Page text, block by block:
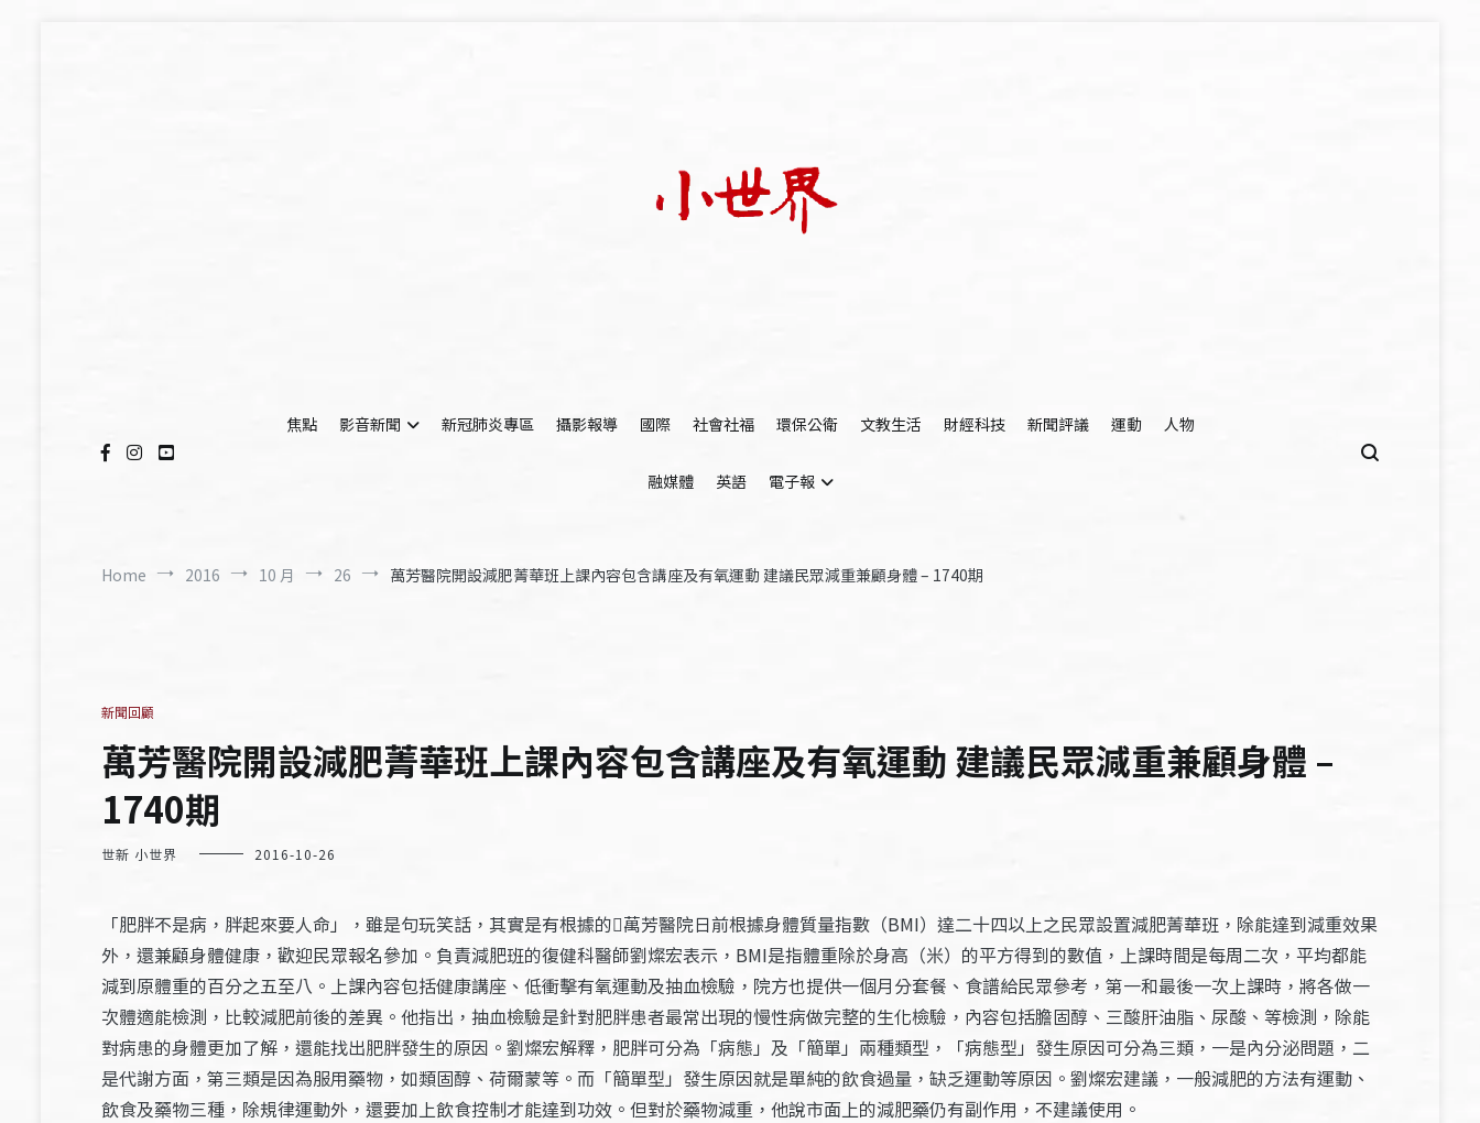
焦點
影音新聞 新冠肺炎專區 攝影報導 國際 社會社福 環保公衛 文教生活 財經科技 新聞評議 運動 人物
融媒體 英語 電子報
Home 2016 10 月 26 萬芳醫院開設減肥菁華班上課內容包含講座及有氧運動 建議民眾減重兼顧身體 – 1740期
新聞回顧
萬芳醫院開設減肥菁華班上課內容包含講座及有氧運動 建議民眾減重兼顧身體 –
1740期
世新 小世界 2016-10-26
「肥胖不是病，胖起來要人命」，雖是句玩笑話，其實是有根據的萬芳醫院日前根據身體質量指數（BMI）達二十四以上之民眾設置減肥菁華班，除能達到減重效果
外，還兼顧身體健康，歡迎民眾報名參加。負責減肥班的復健科醫師劉燦宏表示，BMI是指體重除於身高（米）的平方得到的數值，上課時間是每周二次，平均都能
減到原體重的百分之五至八。上課內容包括健康講座、低衝擊有氧運動及抽血檢驗，院方也提供一個月分套餐、食譜給民眾參考，第一和最後一次上課時，將各做一
次體適能檢測，比較減肥前後的差異。他指出，抽血檢驗是針對肥胖患者最常出現的慢性病做完整的生化檢驗，內容包括膽固醇、三酸肝油脂、尿酸、等檢測，除能
對病患的身體更加了解，還能找出肥胖發生的原因。劉燦宏解釋，肥胖可分為「病態」及「簡單」兩種類型，「病態型」發生原因可分為三類，一是內分泌問題，二
是代謝方面，第三類是因為服用藥物，如類固醇、荷爾蒙等。而「簡單型」發生原因就是單純的飲食過量，缺乏運動等原因。劉燦宏建議，一般減肥的方法有運動、
飲食及藥物三種，除規律運動外，還要加上飲食控制才能達到功效。但對於藥物減重，他說市面上的減肥藥仍有副作用，不建議使用。